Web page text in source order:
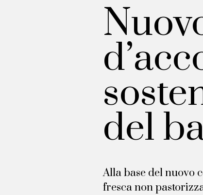
del
Alla base del nuovo
fresca non